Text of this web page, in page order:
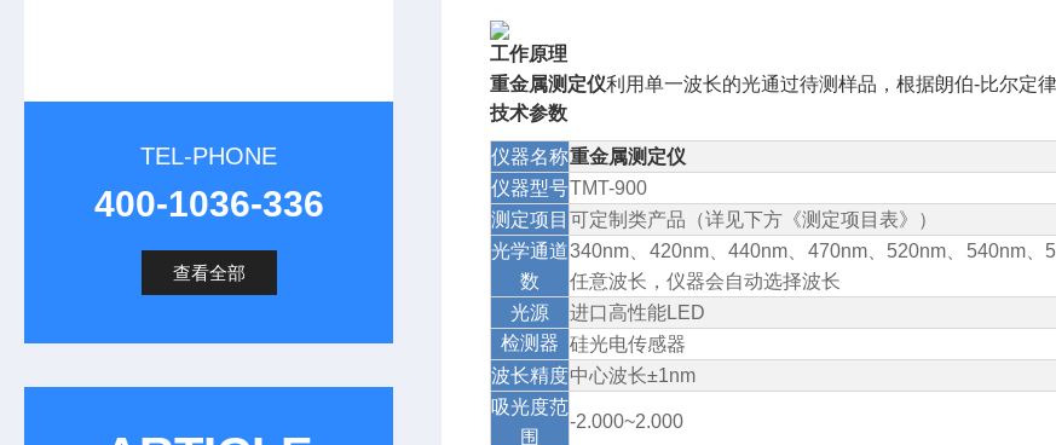
TEL-PHONE
400-1036-336
查看全部
工作原理
重金属测定仪利用单一波长的光通过待测样品，根据朗伯-比尔定
技术参数
仪器名称重金属测定仪
仪器型号TMT-900
测定项目 可定制类产品（详见下方《测定项目表》）
光学通道
数
340nm 420nm、440nm 470nm、 520nm 540nm、
任意波长，仪器会自动选择波长
光源
进口高性能LED
检测器 硅光电传感器
波长精度中心波长±1nm
吸光度范
围
-2.000~2.000